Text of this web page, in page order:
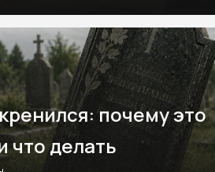
почему это
что делать